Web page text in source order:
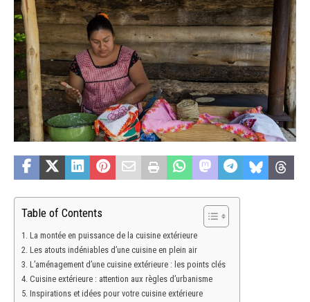
Table of Contents
La montée en puissance de la cuisine extérieure
Les atouts indéniables d’une cuisine en plein air
L’aménagement d’une cuisine extérieure : les points clés
Cuisine extérieure : attention aux règles d’urbanisme
Inspirations et idées pour votre cuisine extérieure